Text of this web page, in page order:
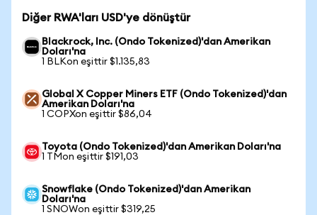
Diğer RWA'ları USD'ye dönüştür
Blackrock, Inc. (Ondo Tokenized)'dan Amerikan
Doları'na
1 BLKon eşittir $1.135,83
Global X Copper Miners ETF (Ondo Tokenized)'dan
Amerikan Doları'na
1 COPXon eşittir $86,04
Toyota (Ondo Tokenized)'dan Amerikan Doları'na
1 TMon eşittir $191,03
Snowflake (Ondo Tokenized)'dan Amerikan
Doları'na
1 SNOWon eşittir $319,25